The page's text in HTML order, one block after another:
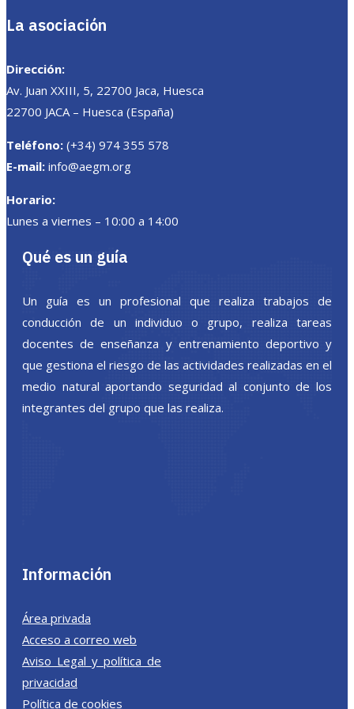
La asociación
Dirección:
Av. Juan XXIII, 5, 22700 Jaca, Huesca
22700 JACA – Huesca (España)
Teléfono: (+34) 974 355 578
E-mail: info@aegm.org
Horario:
Lunes a viernes – 10:00 a 14:00
Qué es un guía
Un guía es un profesional que realiza trabajos de
conducción de un individuo o grupo, realiza tareas
docentes de enseñanza y entrenamiento deportivo y
que gestiona el riesgo de las actividades realizadas en el
medio natural aportando seguridad al conjunto de los
integrantes del grupo que las realiza.
Información
Área privada
Acceso a correo web
Aviso Legal y política de
privacidad
Política de cookies